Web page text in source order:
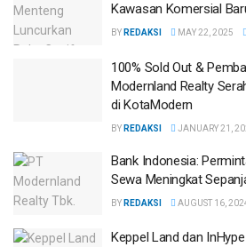
Kawasan Komersial
BY REDAKSI MAY 22, 2025
100% Sold Out &
Modernland Realty
di KotaModern
BY REDAKSI JANUARY 21,
Bank Indonesia:
Sewa Meningkat
BY REDAKSI AUGUST 16,
Keppel Land dan